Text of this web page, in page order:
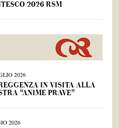
2026 RSM
2026
IN VISITA ALLA
“ANIME PRAVE”
2026